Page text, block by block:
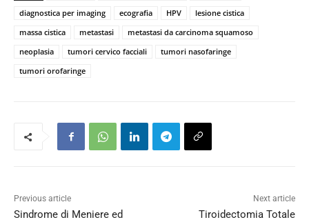
diagnostica per imaging
ecografia HPV
lesione cistica
massa cistica
metastasi
metastasi da carcinoma squamoso
neoplasia
tumori cervico facciali
tumori nasofaringe
tumori orofaringe
Previous article
Sindrome di Meniere ed
Next article
Tiroidectomia Totale